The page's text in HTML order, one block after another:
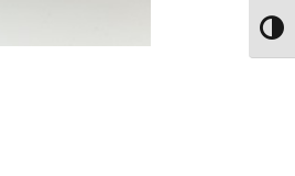
הפעל/כבה ניגודיות גבוהה